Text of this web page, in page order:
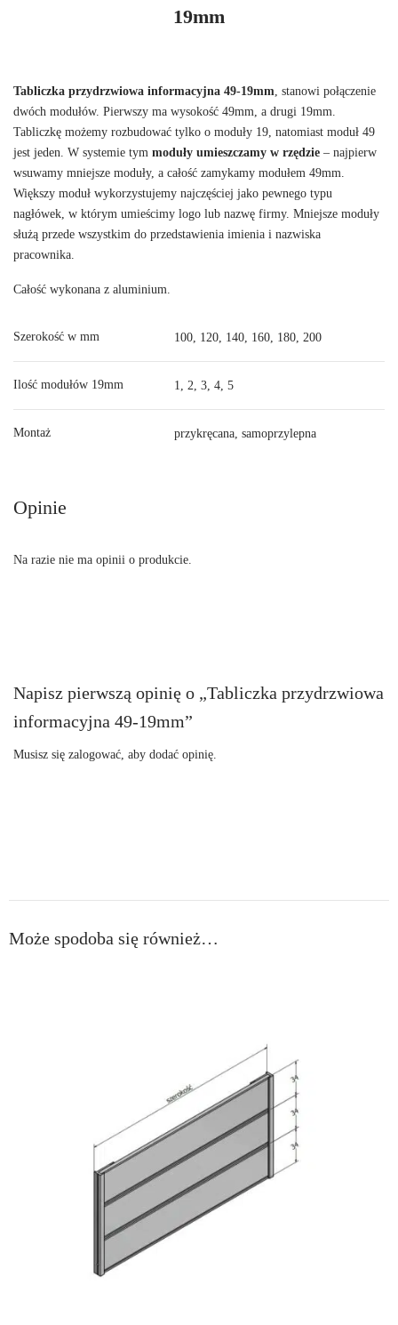
19mm
Tabliczka przydrzwiowa informacyjna 49-19mm , stanowi połączenie
dwóch modułów. Pierwszy ma wysokość 49mm, a drugi 19mm.
Tabliczkę możemy rozbudować tylko o moduły 19, natomiast moduł 49
jest jeden. W systemie tymmoduły umieszczamy w rzędzie – najpierw
wsuwamy mniejsze moduły, a całość zamykamy modułem 49mm.
Większy moduł wykorzystujemy najczęściej jako pewnego typu
nagłówek, w którym umieścimy logo lub nazwę firmy. Mniejsze moduły
służą przede wszystkim do przedstawienia imienia i nazwiska
pracownika.
Całość wykonana z aluminium.
Szerokość w mm 100, 120, 140, 160, 180, 200
Ilość modułów 19mm 1, 2, 3, 4, 5
Montaż przykręcana, samoprzylepna
Opinie
Na razie nie ma opinii o produkcie.
Napisz pierwszą opinię o „Tabliczka przydrzwiowa
informacyjna 49-19mm”
Musisz sięzalogować , aby dodać opinię.
Może spodoba się również…